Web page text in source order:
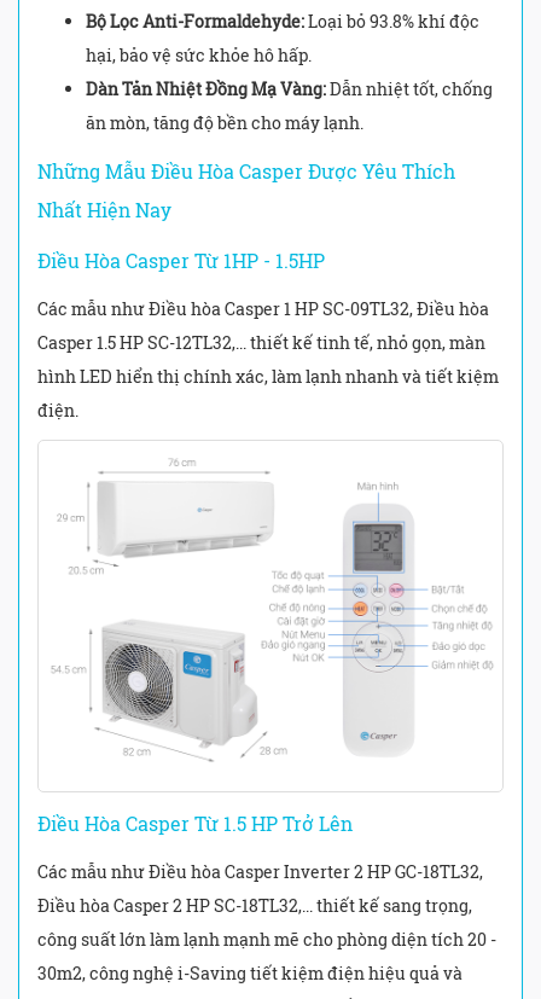
Bộ Lọc Anti-Formaldehyde:Loại bỏ 93.8% khí độc
hại, bảo vệ sức khỏe hô hấp.
Dàn Tản Nhiệt Đồng Mạ Vàng:Dẫn nhiệt tốt, chống
ăn mòn, tăng độ bền cho máy lạnh.
Những Mẫu Điều Hòa Casper Được Yêu Thích
Nhất Hiện Nay
Điều Hòa Casper Từ 1HP - 1.5HP
Các mẫu như Điều hòa Casper 1 HP SC-09TL32, Điều hòa
Casper 1.5 HP SC-12TL32,... thiết kế tinh tế, nhỏ gọn, màn
hình LED hiển thị chính xác, làm lạnh nhanh và tiết kiệm
điện.
Điều Hòa Casper Từ 1.5 HP Trở Lên
Các mẫu như Điều hòa Casper Inverter 2 HP GC-18TL32,
Điều hòa Casper 2 HP SC-18TL32,... thiết kế sang trọng,
công suất lớn làm lạnh mạnh mẽ cho phòng diện tích 20 -
30m2, công nghệ i-Saving tiết kiệm điện hiệu quả và